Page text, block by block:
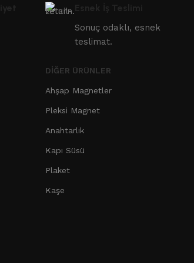
Sonuç odaklı, esnek
teslimat.
DIĞER ÜRÜNLER
Ahşap Magnetler
Pleksi Magnet
Anahtarlık
Kapı Süsü
Plaket
Kaşe